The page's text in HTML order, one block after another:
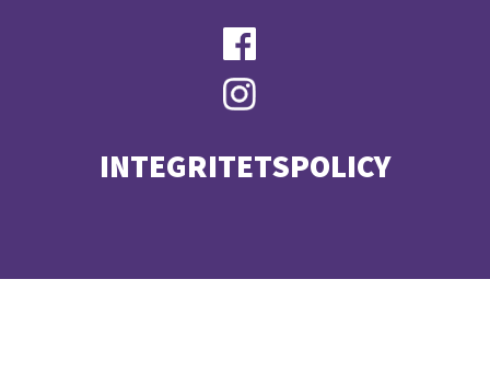
INTEGRITETSPOLICY